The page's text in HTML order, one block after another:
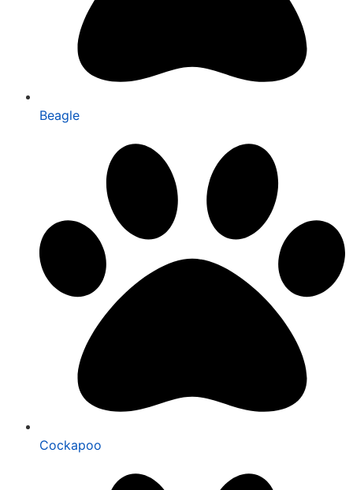
Beagle
Cockapoo